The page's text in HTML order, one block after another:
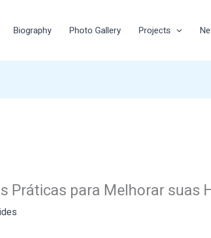
Biography Photo Gallery Projects
Práticas para Melhorar suas